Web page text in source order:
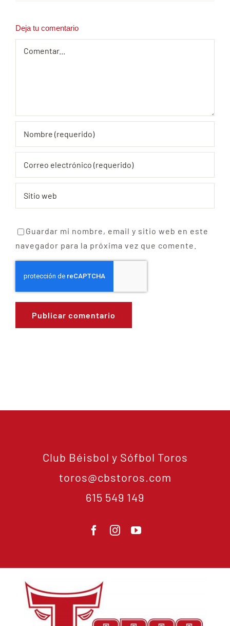
Deja tu comentario
Guardar mi nombre, email y sitio web en este
navegador para la próxima vez que comente.
Club Béisbol y Sófbol Toros
toros@cbstoros.com
615 549 149